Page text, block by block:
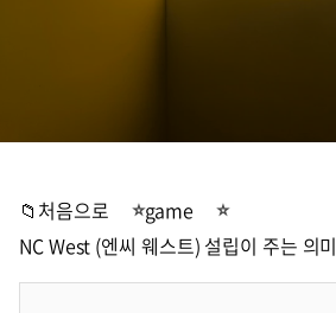
📁처음으로
game
NC West (엔씨 웨스트) 설립이 주는 의미